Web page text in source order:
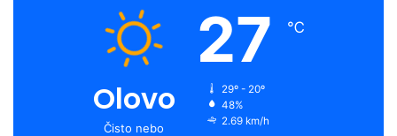
Olovo
Čisto nebo
27 ℃
29º - 20º
48%
2.69 km/h